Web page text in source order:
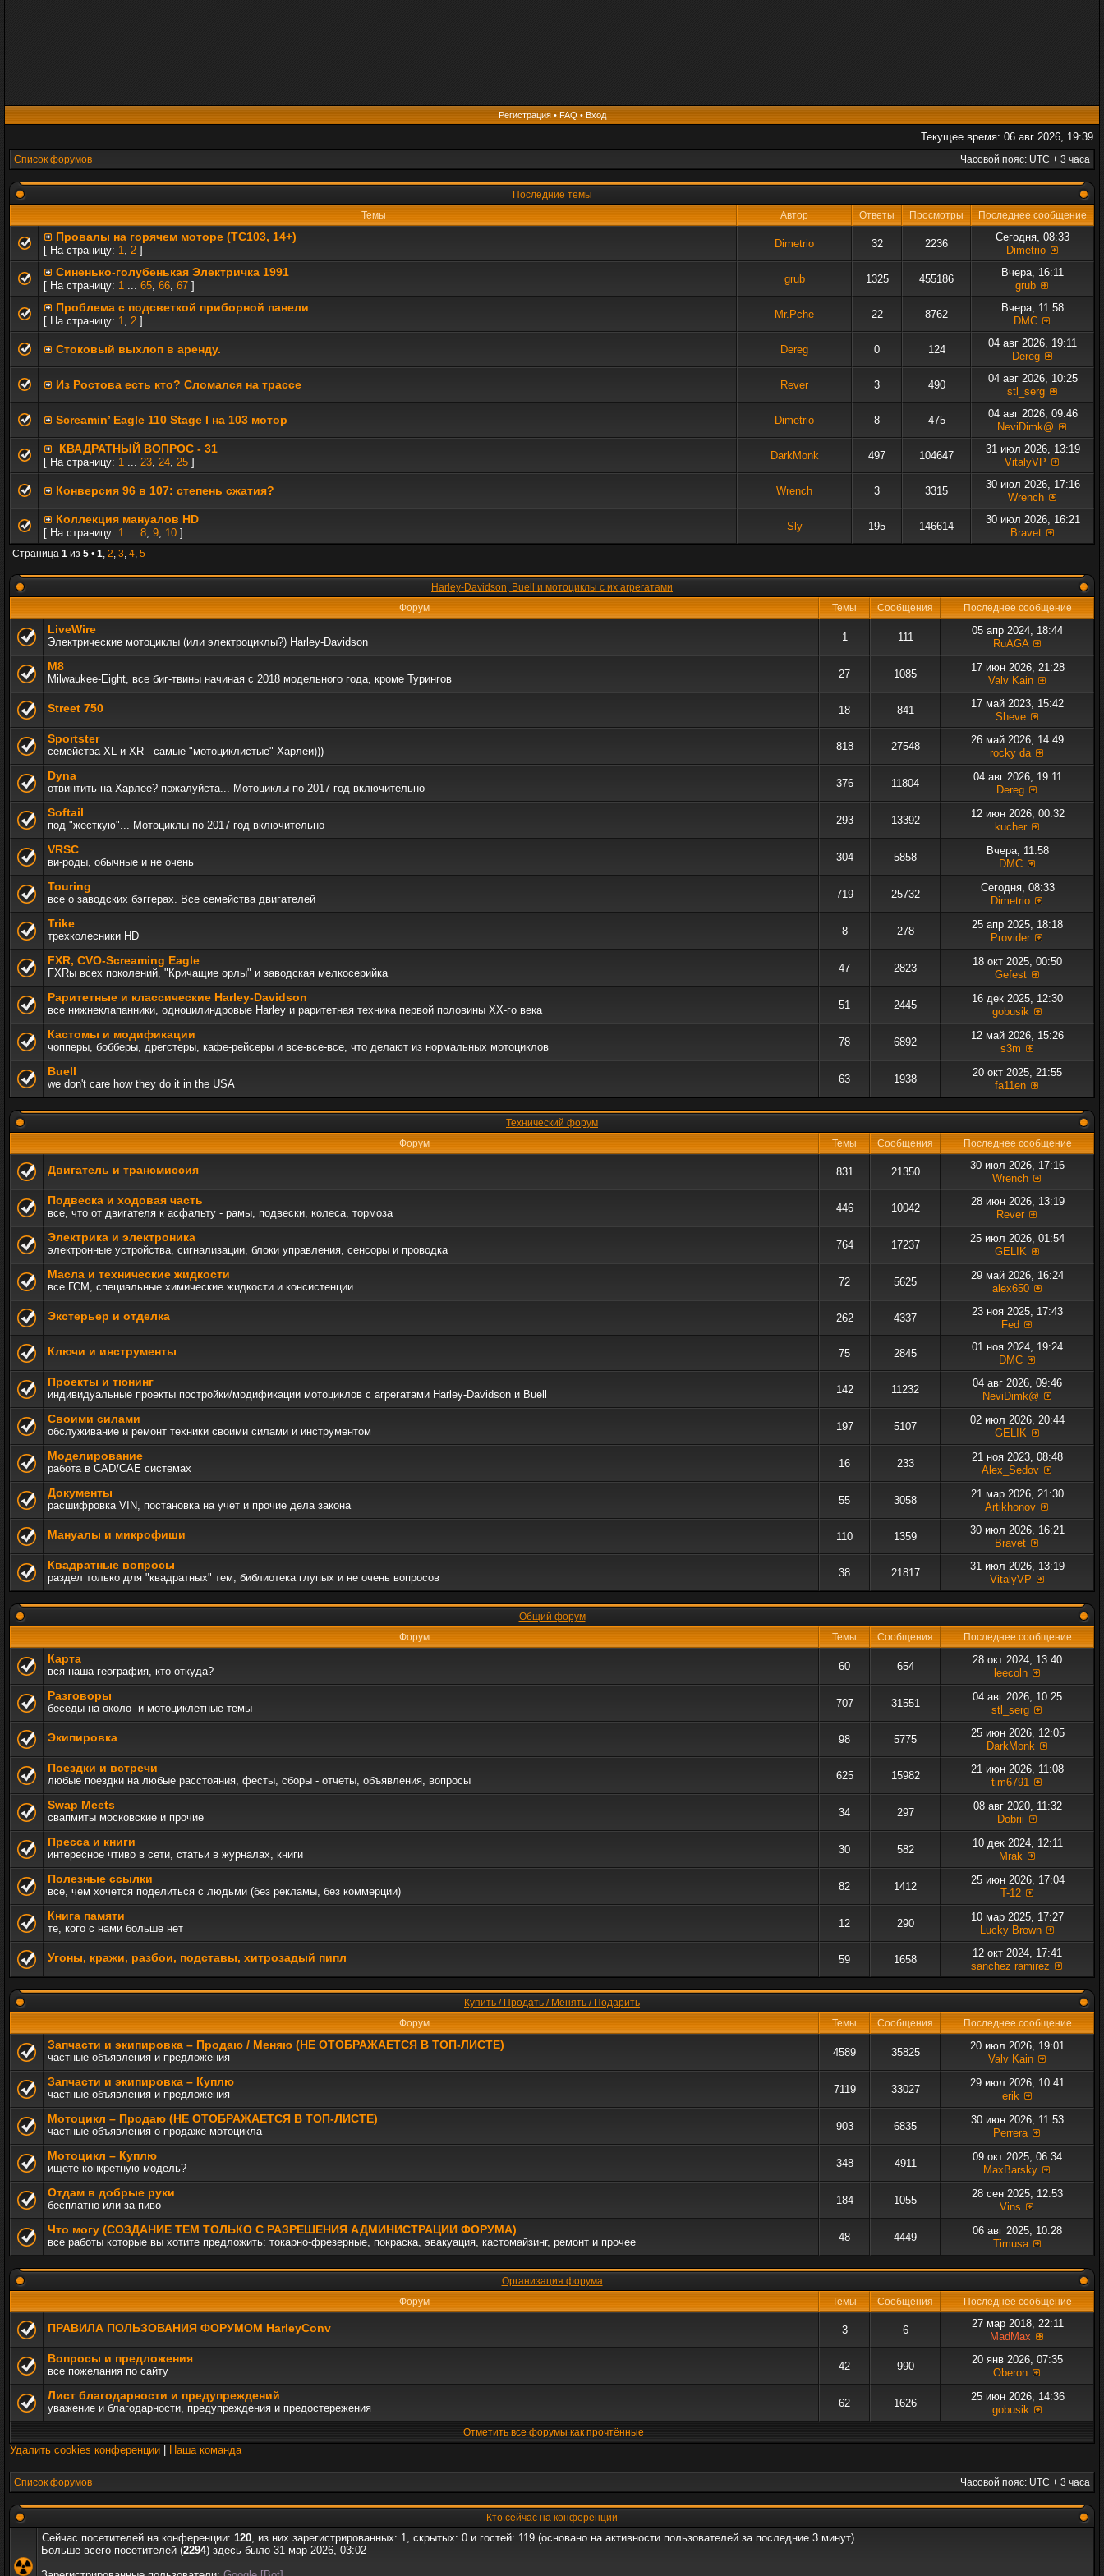
Регистрация• FAQ • Вход
Текущее время: 06 авг 2026, 19:39
Список форумов Часовой пояс: UTC + 3 часа
Последние темы
Темы
Автор Ответы Просмотры Последнее сообщение
Провалы на горячем моторе (TC103, 14+)
[ На страницу: 1, 2 ]
Dimetrio 32 2236
Сегодня, 08:33
Dimetrio
Синенько-голубенькая Электричка 1991
[ На страницу: 1 ... 65, 66, 67 ]
grub 1325 455186
Вчера, 16:11
grub
Проблема с подсветкой приборной панели
[ На страницу: 1, 2 ]
Mr.Pche 22 8762
Вчера, 11:58
DMC
Стоковый выхлоп в аренду. Dereg 0 124
04 авг 2026, 19:11
Dereg
Из Ростова есть кто? Сломался на трассе Rever 3 490
04 авг 2026, 10:25
stl_serg
Screamin’ Eagle 110 Stage I на 103 мотор Dimetrio 8 475
04 авг 2026, 09:46
NeviDimk@
КВАДРАТНЫЙ ВОПРОС - 31
[ На страницу: 1 ... 23, 24, 25 ]
DarkMonk 497 104647
31 июл 2026, 13:19
VitalyVP
Конверсия 96 в 107: степень сжатия? Wrench 3 3315
30 июл 2026, 17:16
Wrench
Коллекция мануалов HD
[ На страницу: 1 ... 8, 9, 10 ]
Sly 195 146614
30 июл 2026, 16:21
Bravet
Страница 1 из 5 • 1, 2, 3, 4, 5
Harley-Davidson, Buell и мотоциклы с их агрегатами
Форум
Темы Сообщения Последнее сообщение
LiveWire
Электрические мотоциклы (или электроциклы?) Harley-Davidson 1 111
05 апр 2024, 18:44
RuAGA
M8
Milwaukee-Eight, все биг-твины начиная с 2018 модельного года, кроме Турингов 27 1085
17 июн 2026, 21:28
Valv Kain
Street 750 18 841
17 май 2023, 15:42
Sheve
Sportster
семейства XL и XR - самые "мотоциклистые" Харлеи))) 818 27548
26 май 2026, 14:49
rocky da
Dyna
отвинтить на Харлее? пожалуйста... Мотоциклы по 2017 год включительно 376 11804
04 авг 2026, 19:11
Dereg
Softail
под "жесткую"... Мотоциклы по 2017 год включительно 293 13392
12 июн 2026, 00:32
kucher
VRSC
ви-роды, обычные и не очень 304 5858
Вчера, 11:58
DMC
Touring
все о заводских бэггерах. Все семейства двигателей 719 25732
Сегодня, 08:33
Dimetrio
Trike
трехколесники HD 8 278
25 апр 2025, 18:18
Provider
FXR, СVO-Screaming Eagle
FXRы всех поколений, "Кричащие орлы" и заводская мелкосерийка 47 2823
18 окт 2025, 00:50
Gefest
Раритетные и классические Harley-Davidson
все нижнеклапанники, одноцилиндровые Harley и раритетная техника первой половины ХХ-го века 51 2445
16 дек 2025, 12:30
gobusik
Кастомы и модификации
чопперы, бобберы, дрегстеры, кафе-рейсеры и все-все-все, что делают из нормальных мотоциклов 78 6892
12 май 2026, 15:26
s3m
Buell
we don't care how they do it in the USA 63 1938
20 окт 2025, 21:55
fa11en
Технический форум
Форум
Темы Сообщения Последнее сообщение
Двигатель и трансмиссия 831 21350
30 июл 2026, 17:16
Wrench
Подвеска и ходовая часть
все, что от двигателя к асфальту - рамы, подвески, колеса, тормоза 446 10042
28 июн 2026, 13:19
Rever
Электрика и электроника
электронные устройства, сигнализации, блоки управления, сенсоры и проводка 764 17237
25 июл 2026, 01:54
GELIK
Масла и технические жидкости
все ГСМ, специальные химические жидкости и консистенции 72 5625
29 май 2026, 16:24
alex650
Экстерьер и отделка 262 4337
23 ноя 2025, 17:43
Fed
Ключи и инструменты 75 2845
01 ноя 2024, 19:24
DMC
Проекты и тюнинг
индивидуальные проекты постройки/модификации мотоциклов c агрегатами Harley-Davidson и Buell 142 11232
04 авг 2026, 09:46
NeviDimk@
Своими силами
обслуживание и ремонт техники своими силами и инструментом 197 5107
02 июл 2026, 20:44
GELIK
Моделирование
работа в CAD/CAE системах 16 233
21 ноя 2023, 08:48
Alex_Sedov
Документы
расшифровка VIN, постановка на учет и прочие дела закона 55 3058
21 мар 2026, 21:30
Artikhonov
Мануалы и микрофиши 110 1359
30 июл 2026, 16:21
Bravet
Квадратные вопросы
раздел только для "квадратных" тем, библиотека глупых и не очень вопросов 38 21817
31 июл 2026, 13:19
VitalyVP
Общий форум
Форум
Темы Сообщения Последнее сообщение
Карта
вся наша география, кто откуда? 60 654
28 окт 2024, 13:40
leecoln
Разговоры
беседы на около- и мотоциклетные темы 707 31551
04 авг 2026, 10:25
stl_serg
Экипировка 98 5775
25 июн 2026, 12:05
DarkMonk
Поездки и встречи
любые поездки на любые расстояния, фесты, сборы - отчеты, объявления, вопросы 625 15982
21 июн 2026, 11:08
tim6791
Swap Meets
свапмиты московские и прочие 34 297
08 авг 2020, 11:32
Dobrii
Пресса и книги
интересное чтиво в сети, статьи в журналах, книги 30 582
10 дек 2024, 12:11
Mrak
Полезные ссылки
все, чем хочется поделиться с людьми (без рекламы, без коммерции) 82 1412
25 июн 2026, 17:04
T-12
Книга памяти
те, кого с нами больше нет 12 290
10 мар 2025, 17:27
Lucky Brown
Угоны, кражи, разбои, подставы, хитрозадый пипл 59 1658
12 окт 2024, 17:41
sanchez ramirez
Купить / Продать / Менять / Подарить
Форум
Темы Сообщения Последнее сообщение
Запчасти и экипировка – Продаю / Меняю (НЕ ОТОБРАЖАЕТСЯ В ТОП-ЛИСТЕ)
частные объявления и предложения 4589 35825
20 июл 2026, 19:01
Valv Kain
Запчасти и экипировка – Куплю
частные объявления и предложения 7119 33027
29 июл 2026, 10:41
erik
Мотоцикл – Продаю (НЕ ОТОБРАЖАЕТСЯ В ТОП-ЛИСТЕ)
частные объявления о продаже мотоцикла 903 6835
30 июн 2026, 11:53
Perrera
Мотоцикл – Куплю
ищете конкретную модель? 348 4911
09 окт 2025, 06:34
MaxBarsky
Отдам в добрые руки
бесплатно или за пиво 184 1055
28 сен 2025, 12:53
Vins
Что могу (СОЗДАНИЕ ТЕМ ТОЛЬКО С РАЗРЕШЕНИЯ АДМИНИСТРАЦИИ ФОРУМА)
все работы которые вы хотите предложить: токарно-фрезерные, покраска, эвакуация, кастомайзинг, ремонт и прочее 48 4449
06 авг 2025, 10:28
Timusa
Организация форума
Форум
Темы Сообщения Последнее сообщение
ПРАВИЛА ПОЛЬЗОВАНИЯ ФОРУМОМ HarleyConv 3 6
27 мар 2018, 22:11
MadMax
Вопросы и предложения
все пожелания по сайту 42 990
20 янв 2026, 07:35
Oberon
Лист благодарности и предупреждений
уважение и благодарности, предупреждения и предостережения 62 1626
25 июн 2026, 14:36
gobusik
Отметить все форумы как прочтённые
Удалить cookies конференции Наша команда
Список форумов Часовой пояс: UTC + 3 часа
Кто сейчас на конференции
Сейчас посетителей на конференции: 120, из них зарегистрированных: 1, скрытых: 0 и гостей: 119 (основано на активности пользователей за последние 3 минут)
Больше всего посетителей (2294) здесь было 31 мар 2026, 03:02